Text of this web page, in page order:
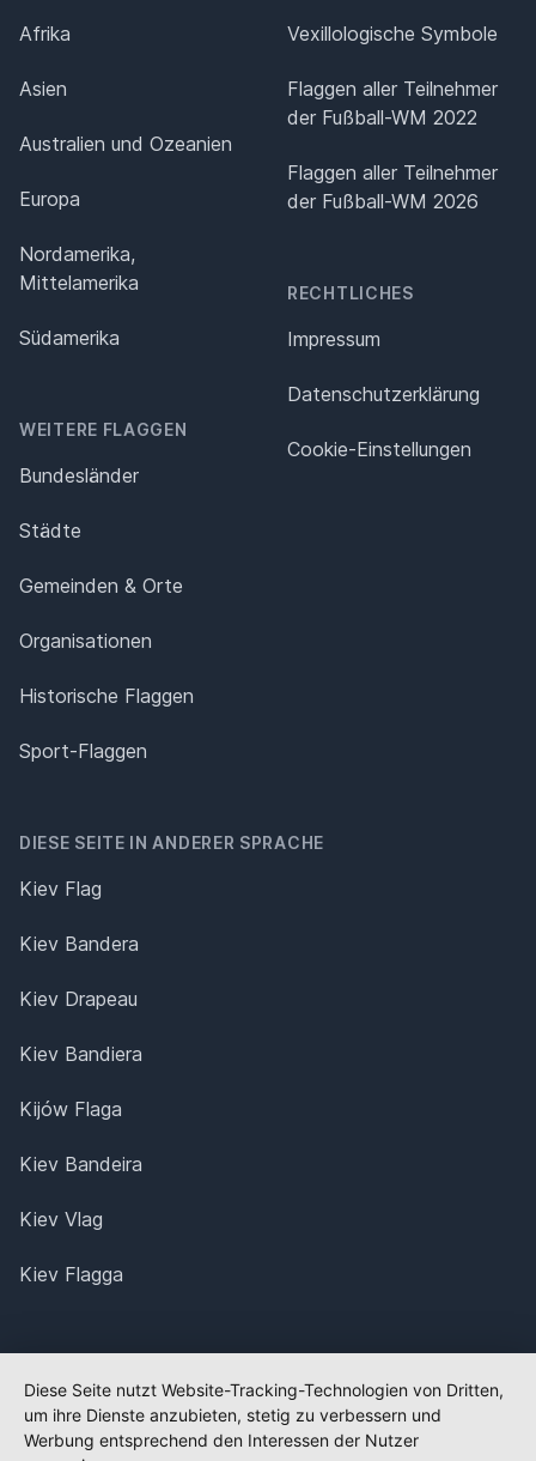
Afrika
Asien
Australien und Ozeanien
Europa
Nordamerika,
Mittelamerika
Südamerika
WEITERE FLAGGEN
Bundesländer
Städte
Gemeinden & Orte
Organisationen
Historische Flaggen
Sport-Flaggen
Vexillologische Symbole
Flaggen aller Teilnehmer
der Fußball-WM 2022
Flaggen aller Teilnehmer
der Fußball-WM 2026
RECHTLICHES
Impressum
Datenschutz­erklärung
Cookie-Einstellungen
DIESE SEITE IN ANDERER SPRACHE
Kiev Flag
Kiev Bandera
Kiev Drapeau
Kiev Bandiera
Kijów Flaga
Kiev Bandeira
Kiev Vlag
Kiev Flagga
Diese Seite nutzt Website-Tracking-Technologien von Dritten,
um ihre Dienste anzubieten, stetig zu verbessern und
Werbung entsprechend den Interessen der Nutzer